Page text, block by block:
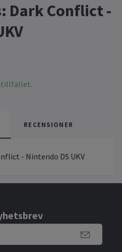
Dark Conflict -
tillfället.
RECENSIONER
- Nintendo DS UKV